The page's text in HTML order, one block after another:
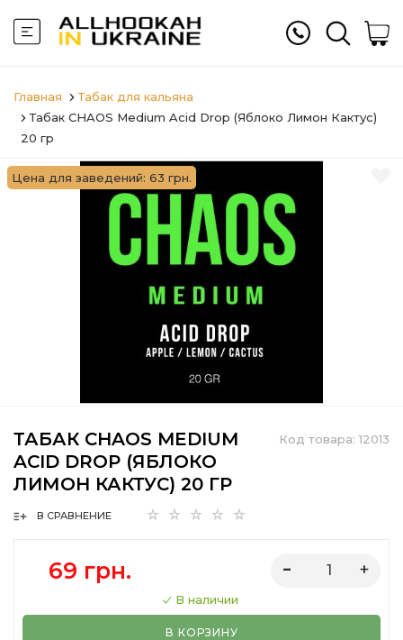
Главная
Табак для кальяна
Табак CHAOS Medium Acid Drop (Яблоко Лимон Кактус)
20 гр
Цена для заведений: 63 грн.
Код товара: 12013
ТАБАК CHAOS MEDIUM
ACID DROP (ЯБЛОКО
ЛИМОН КАКТУС) 20 ГР
В СРАВНЕНИЕ
69 грн.
В наличии
В КОРЗИНУ